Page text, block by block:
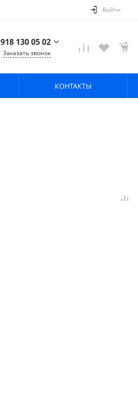
Войти
130 05 02
Заказать звонок
КОНТАКТЫ